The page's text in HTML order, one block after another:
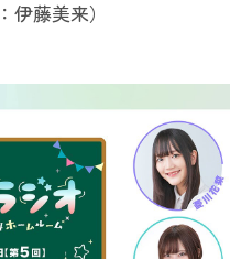
伊藤美来）